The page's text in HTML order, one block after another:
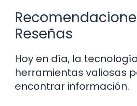
Reseñas
Hoy en día, la
herramientas valiosas
encontrar información.